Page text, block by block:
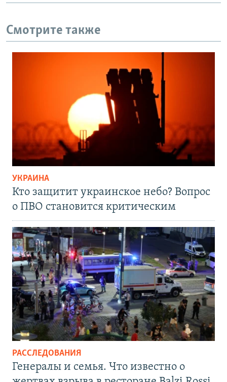
Смотрите также
УКРАИНА
Кто защитит украинское небо? Вопрос
о ПВО становится критическим
РАССЛЕДОВАНИЯ
Генералы и семья. Что известно о